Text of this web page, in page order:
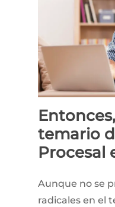
Entonces,
temario
Procesal
Aunque no se
radicales en el